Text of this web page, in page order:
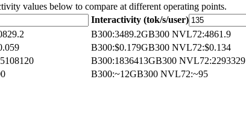
values below to compare at different operating points.
Interactivity (tok/s/user)
B300:3489.2GB300 NVL72:4861.9
B300:$0.179GB300 NVL72:$0.134
5108120 B300:1836413GB300 NVL72:2293329
B300:~12GB300 NVL72:~95